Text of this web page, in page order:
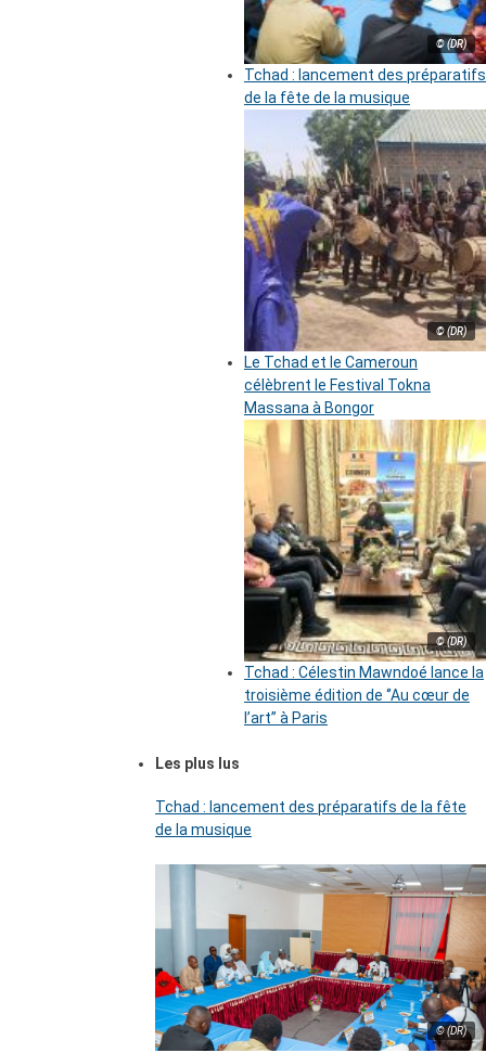
© (DR)
Tchad : lancement des préparatifs
de la fête de la musique
© (DR)
Le Tchad et le Cameroun
célèbrent le Festival Tokna
Massana à Bongor
© (DR)
Tchad : Célestin Mawndoé lance la
troisième édition de ‘’Au cœur de
l’art’’ à Paris
Les plus lus
Tchad : lancement des préparatifs de la fête
de la musique
© (DR)